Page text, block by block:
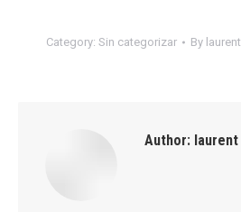
Category: Sin categorizar By laurent
Author: laurent